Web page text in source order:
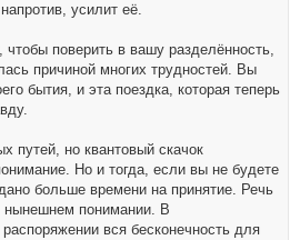
усилит её.
поверить в вашу разделённость,
причиной многих трудностей. Вы
бытия, и эта поездка, которая теперь
путей, но квантовый скачок
Но и тогда, если вы не будете
больше времени на принятие. Речь
нынешнем понимании. В
вся бесконечность для